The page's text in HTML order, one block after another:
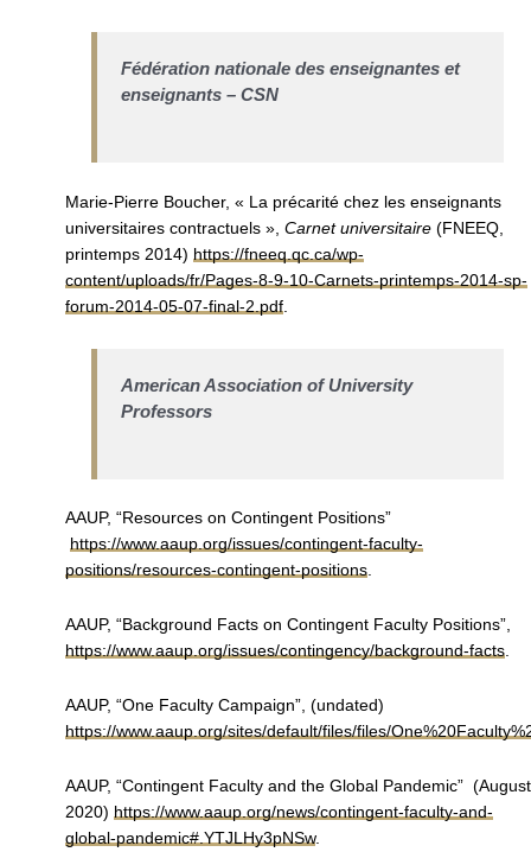
Fédération nationale des enseignantes et
enseignants – CSN
Marie-Pierre Boucher, « La précarité chez les enseignants
universitaires contractuels », Carnet universitaire(FNEEQ,
printemps 2014) https://fneeq.qc.ca/wp-
content/uploads/fr/Pages-8-9-10-Carnets-printemps-2014-sp-
forum-2014-05-07-final-2.pdf.
American Association of University
Professors
AAUP, “Resources on Contingent Positions”
https://www.aaup.org/issues/contingent-faculty-
positions/resources-contingent-positions.
AAUP, “Background Facts on Contingent Faculty Positions”,
https://www.aaup.org/issues/contingency/background-facts.
AAUP, “One Faculty Campaign”, (undated)
https://www.aaup.org/sites/default/files/files/
AAUP, “Contingent Faculty and the Global Pandemic” (August
2020) https://www.aaup.org/news/contingent-faculty-and-
global-pandemic#.YTJLHy3pNSw.